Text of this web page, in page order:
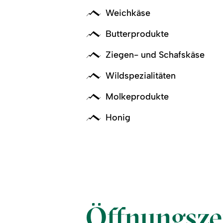
Weichkäse
Butterprodukte
Ziegen- und Schafskäse
Wildspezialitäten
Molkeprodukte
Honig